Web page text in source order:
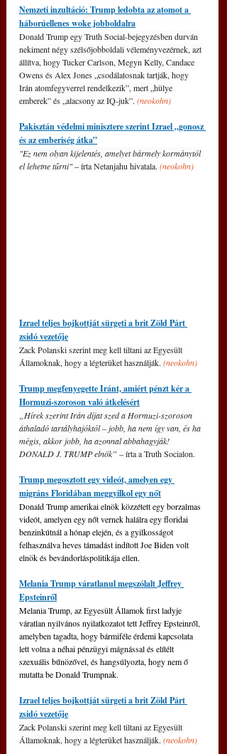
Nemzeti inzultáció: Trump ledobta az atomot a
háborúellenes woke jobboldalra
Donald Trump egy Truth Social-bejegyzésben durván
nekiment négy szélsőjobboldali véleményvezérnek, azt
állítva, hogy Tucker Carlson, Megyn Kelly, Candace
Owens és Alex Jones „csodálatosnak tartják, hogy
Irán atomfegyverrel rendelkezik”, mert „hülye
emberek” és „alacsony az IQ-juk”. (neokohn)
Pakisztán védelmi minisztere szerint Izrael „gonosz
és az emberiség átka”
"Ez nem olyan kijelentés, amelyet bármely kormánytól
el lehetne tűrni" ‒ írta Netanjahu hivatala. (neokohn)
Izrael teljes bojkottját sürgeti a brit Zöld Párt
zsidó vezetője
Zack Polanski szerint meg kell tiltani az Egyesült
Államoknak, hogy a légterüket használják. (neokohn)
Trump megfenyegette Iránt, amiért pénzt kér a
Hormuzi-szoroson való átkelésért
„Hírek szerint Irán díjat szed a Hormuzi-szoroson
áthaladó tartályhajóktól – jobb, ha nem így van, és ha
mégis, akkor jobb, ha azonnal abbahagyják!
DONALD J. TRUMP elnök” – írta a Truth Socialon.
Trump megosztott egy videót, amelyen egy
migráns Floridában meggyilkol egy nőt
Donald Trump amerikai elnök közzétett egy borzalmas
videót, amelyen egy nőt vernek halálra egy floridai
benzinkútnál a hónap elején, és a gyilkosságot
felhasználva heves támadást indított Joe Biden volt
elnök és bevándorláspolitikája ellen.
Melania Trump váratlanul megszólalt Jeffrey
Epsteinről
Melania Trump, az Egyesült Államok first ladyje
váratlan nyilvános nyilatkozatot tett Jeffrey Epsteinről,
amelyben tagadta, hogy bármiféle érdemi kapcsolata
lett volna a néhai pénzügyi mágnással és elítélt
szexuális bűnözővel, és hangsúlyozta, hogy nem ő
mutatta be Donald Trumpnak.
Izrael teljes bojkottját sürgeti a brit Zöld Párt
zsidó vezetője
Zack Polanski szerint meg kell tiltani az Egyesült
Államoknak, hogy a légterüket használják. (neokohn)